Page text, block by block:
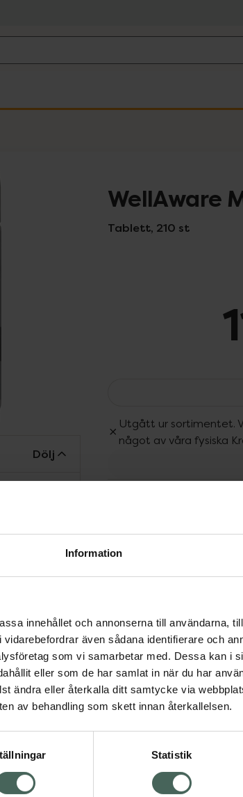
Information
innehållet och annonserna till användarna,
även sådana identifierare och
som vi samarbetar med. Dessa kan i
eller som de har samlat in när du har
ändra eller återkalla ditt samtycke via
av behandling som skett innan återkallelsen.
Statistik
WellAware
Tablett, 210 st
Utgått ur sortimentet.
något av våra fysiska
Dölj
och
Visa